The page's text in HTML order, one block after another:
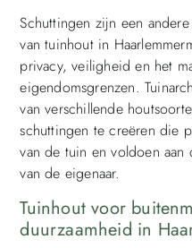
Schuttingen zijn een
van tuinhout in
privacy, veiligheid en het
eigendomsgrenzen.
van verschillende
schuttingen te creëren die
van de tuin en voldoen
van de eigenaar.
Tuinhout voor
duurzaamheid in